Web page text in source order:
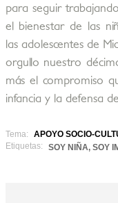
para seguir
el bienestar de las
las adolescentes de
orgullo nuestro
más el compromiso
infancia y la defensa
Tema:
APOYO SOCIO-
Etiquetas:
SOY NIÑA, SOY